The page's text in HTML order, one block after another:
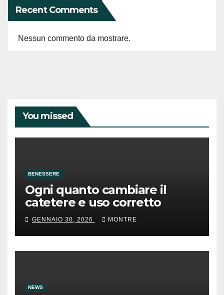
Recent Comments
Nessun commento da mostrare.
You missed
BENESSERE
Ogni quanto cambiare il
catetere e uso corretto
GENNAIO 30, 2026 MONTRE
NEWS